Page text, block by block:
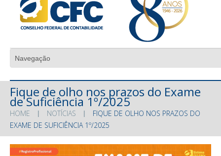
Fique de olho nos prazos do Exame
de Suficiência 1º/2025
HOME NOTÍCIAS
FIQUE DE OLHO NOS PRAZOS DO
EXAME DE SUFICIÊNCIA 1º/2025